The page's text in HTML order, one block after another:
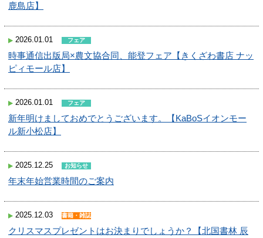
鹿島店】
2026.01.01 フェア
時事通信出版局×農文協合同、能登フェア【きくざわ書店 ナッ
ピィモール店】
2026.01.01 フェア
新年明けましておめでとうございます。【KaBoSイオンモー
ル新小松店】
2025.12.25 お知らせ
年末年始営業時間のご案内
2025.12.03 書籍・雑誌
クリスマスプレゼントはお決まりでしょうか？【北国書林 辰